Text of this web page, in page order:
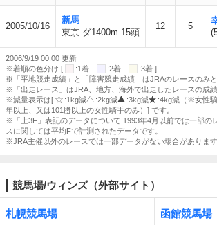
2005/10/16
新馬
東京 ダ1400m 15頭
12 5
2006/9/19 00:00 更新
※着順の色分け [
:1着 :2着
:3着 ]
※「平地競走成績」と「障害競走成績」はJRAのレースのみと
※「出走レース」はJRA、地方、海外で出走したレースの成績
※減量表示は[
:1kg減 :2kg減 :3kg減 :4kg減（※女性騎
年以上、又は101勝以上の女性騎手のみ）] です。
※「上3F」表記のデータについて 1993年4月以前では一部の
スに関しては平均Fで計測されたデータです。
※JRA主催以外のレースでは一部データがない場合があります
競馬場/ウィンズ（外部サイト）
札幌競馬場 函館競馬場